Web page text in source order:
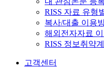
RISS 자료 유형
복사/대출 이용
해외전자자료
RISS 정보취약
고객센터